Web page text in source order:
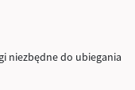
niezbędne do ubiegania